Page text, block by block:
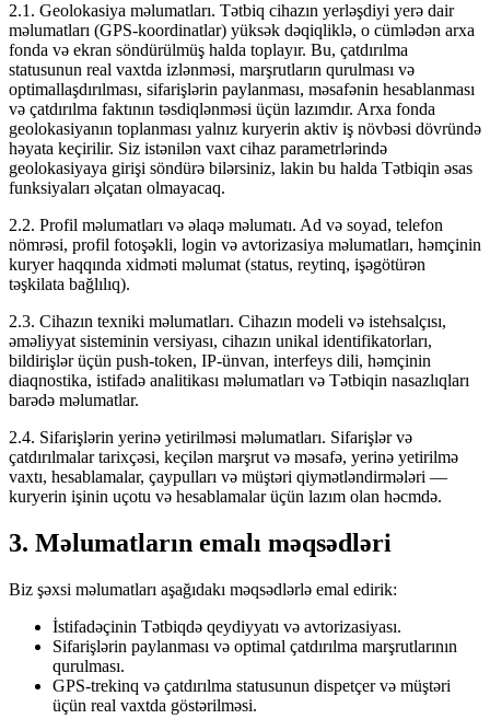
2.1. Geolokasiya məlumatları. Tətbiq cihazın yerləşdiyi yerə dair
məlumatları (GPS-koordinatlar) yüksək dəqiqliklə, o cümlədən arxa
fonda və ekran söndürülmüş halda toplayır. Bu, çatdırılma
statusunun real vaxtda izlənməsi, marşrutların qurulması və
optimallaşdırılması, sifarişlərin paylanması, məsafənin hesablanması
və çatdırılma faktının təsdiqlənməsi üçün lazımdır. Arxa fonda
geolokasiyanın toplanması yalnız kuryerin aktiv iş növbəsi dövründə
həyata keçirilir. Siz istənilən vaxt cihaz parametrlərində
geolokasiyaya girişi söndürə bilərsiniz, lakin bu halda Tətbiqin əsas
funksiyaları əlçatan olmayacaq.
2.2. Profil məlumatları və əlaqə məlumatı. Ad və soyad, telefon
nömrəsi, profil fotoşəkli, login və avtorizasiya məlumatları, həmçinin
kuryer haqqında xidməti məlumat (status, reytinq, işəgötürən
təşkilata bağlılıq).
2.3. Cihazın texniki məlumatları. Cihazın modeli və istehsalçısı,
əməliyyat sisteminin versiyası, cihazın unikal identifikatorları,
bildirişlər üçün push-token, IP-ünvan, interfeys dili, həmçinin
diaqnostika, istifadə analitikası məlumatları və Tətbiqin nasazlıqları
barədə məlumatlar.
2.4. Sifarişlərin yerinə yetirilməsi məlumatları. Sifarişlər və
çatdırılmalar tarixçəsi, keçilən marşrut və məsafə, yerinə yetirilmə
vaxtı, hesablamalar, çaypulları və müştəri qiymətləndirmələri —
kuryerin işinin uçotu və hesablamalar üçün lazım olan həcmdə.
3. Məlumatların emalı məqsədləri
Biz şəxsi məlumatları aşağıdakı məqsədlərlə emal edirik:
İstifadəçinin Tətbiqdə qeydiyyatı və avtorizasiyası.
Sifarişlərin paylanması və optimal çatdırılma marşrutlarının
qurulması.
GPS-trekinq və çatdırılma statusunun dispetçer və müştəri
üçün real vaxtda göstərilməsi.